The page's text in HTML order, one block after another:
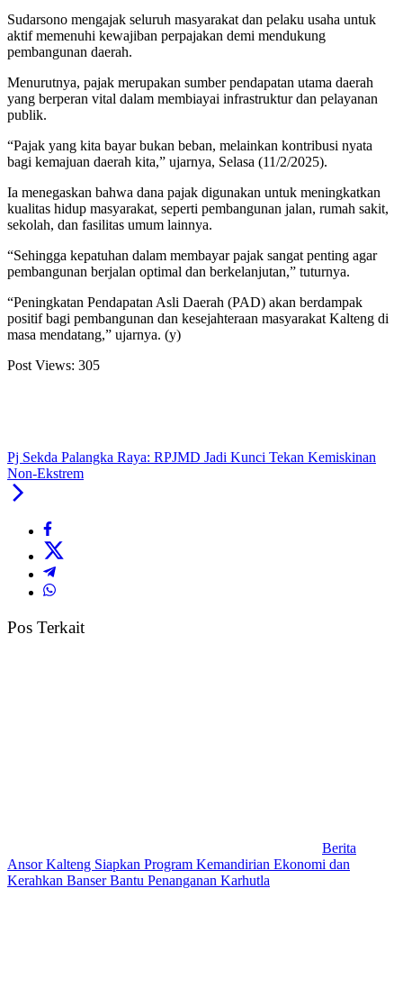
Sudarsono mengajak seluruh masyarakat dan pelaku usaha untuk
aktif memenuhi kewajiban perpajakan demi mendukung
pembangunan daerah.
Menurutnya, pajak merupakan sumber pendapatan utama daerah
yang berperan vital dalam membiayai infrastruktur dan pelayanan
publik.
“Pajak yang kita bayar bukan beban, melainkan kontribusi nyata
bagi kemajuan daerah kita,” ujarnya, Selasa (11/2/2025).
Ia menegaskan bahwa dana pajak digunakan untuk meningkatkan
kualitas hidup masyarakat, seperti pembangunan jalan, rumah sakit,
sekolah, dan fasilitas umum lainnya.
“Sehingga kepatuhan dalam membayar pajak sangat penting agar
pembangunan berjalan optimal dan berkelanjutan,” tuturnya.
“Peningkatan Pendapatan Asli Daerah (PAD) akan berdampak
positif bagi pembangunan dan kesejahteraan masyarakat Kalteng di
masa mendatang,” ujarnya. (y)
Post Views: 305
Pj Sekda Palangka Raya: RPJMD Jadi Kunci Tekan Kemiskinan
Non-Ekstrem
Pos Terkait
Berita
Ansor Kalteng Siapkan Program Kemandirian Ekonomi dan
Kerahkan Banser Bantu Penanganan Karhutla